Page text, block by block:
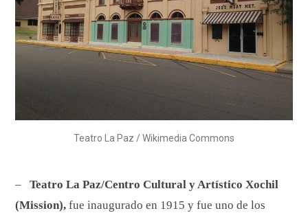
Teatro La Paz / Wikimedia Commons
–
Teatro La Paz/Centro Cultural y Artístico Xochil
(Mission), fue inaugurado en 1915 y fue uno de los